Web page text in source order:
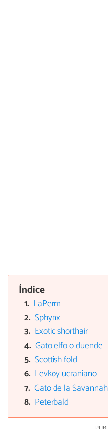
Índice
LaPerm
Sphynx
Exotic shorthair
Gato elfo o duende
Scottish fold
Levkoy ucraniano
Gato de la Savannah
Peterbald